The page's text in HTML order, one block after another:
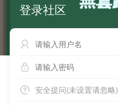
登录社区


 安全提问(未设置请忽略)